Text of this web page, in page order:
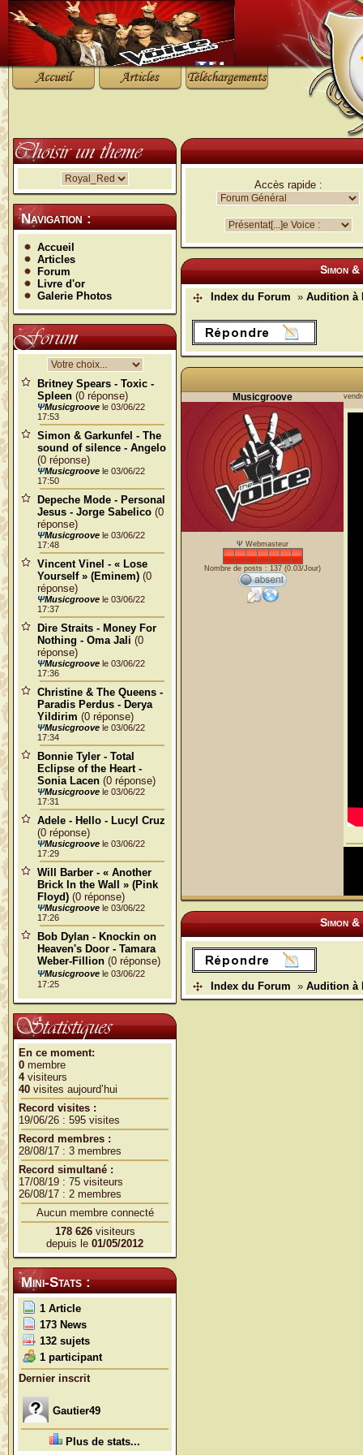
Navigation :
Accueil
Articles
Forum
Livre d'or
Galerie Photos
Britney Spears - Toxic -
Spleen (0 réponse)
ΨMusicgroove le 03/06/22
17:53
Simon & Garkunfel - The
sound of silence - Angelo
(0 réponse)
ΨMusicgroove le 03/06/22
17:50
Depeche Mode - Personal
Jesus - Jorge Sabelico (0
réponse)
ΨMusicgroove le 03/06/22
17:48
Vincent Vinel - « Lose
Yourself » (Eminem) (0
réponse)
ΨMusicgroove le 03/06/22
17:37
Dire Straits - Money For
Nothing - Oma Jali (0
réponse)
ΨMusicgroove le 03/06/22
17:36
Christine & The Queens -
Paradis Perdus - Derya
Yildirim (0 réponse)
ΨMusicgroove le 03/06/22
17:34
Bonnie Tyler - Total
Eclipse of the Heart -
Sonia Lacen (0 réponse)
ΨMusicgroove le 03/06/22
17:31
Adele - Hello - Lucyl Cruz
(0 réponse)
ΨMusicgroove le 03/06/22
17:29
Will Barber - « Another
Brick In the Wall » (Pink
Floyd) (0 réponse)
ΨMusicgroove le 03/06/22
17:26
Bob Dylan - Knockin on
Heaven's Door - Tamara
Weber-Fillion (0 réponse)
ΨMusicgroove le 03/06/22
17:25
En ce moment:
0 membre
4visiteurs
40 visites aujourd’hui
Record visites :
19/06/26 : 595 visites
Record membres :
28/08/17 : 3 membres
Record simultané :
17/08/19 : 75 visiteurs
26/08/17 : 2 membres
Aucun membre connecté
178 626visiteurs
depuis le 01/05/2012
Mini-Stats :
1 Article
173 News
132 sujets
1 participant
Dernier inscrit
Gautier49
Plus de stats...
Accès rapide :
Simon
Index du Forum » Audition à
Musicgroove
Ψ Webmasteur
Nombre de posts : 137 (0.03/Jour)
Simon
Index du Forum » Audition à